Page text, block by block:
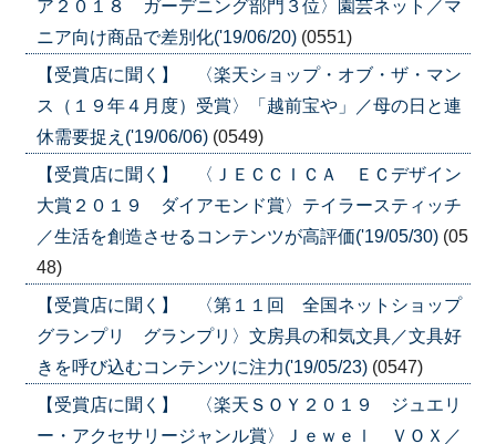
ア２０１８ ガーデニング部門３位〉園芸ネット／マ
ニア向け商品で差別化('19/06/20) (0551)
【受賞店に聞く】 〈楽天ショップ・オブ・ザ・マン
ス（１９年４月度）受賞〉「越前宝や」／母の日と連
休需要捉え('19/06/06) (0549)
【受賞店に聞く】 〈ＪＥＣＣＩＣＡ ＥＣデザイン
大賞２０１９ ダイアモンド賞〉テイラースティッチ
／生活を創造させるコンテンツが高評価('19/05/30) (05
48)
【受賞店に聞く】 〈第１１回 全国ネットショップ
グランプリ グランプリ〉文房具の和気文具／文具好
きを呼び込むコンテンツに注力('19/05/23) (0547)
【受賞店に聞く】 〈楽天ＳＯＹ２０１９ ジュエリ
ー・アクセサリージャンル賞〉Ｊｅｗｅｌ ＶＯＸ／